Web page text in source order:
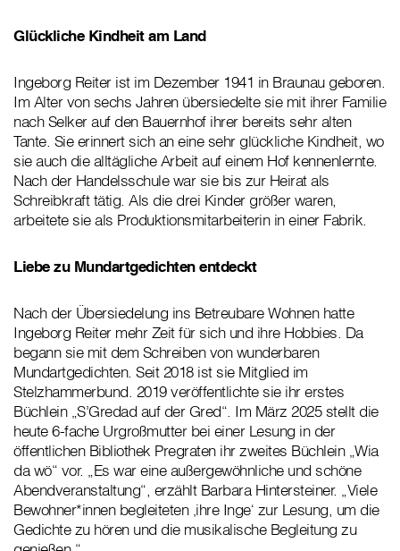
Glückliche Kindheit am Land
Ingeborg Reiter ist im Dezember 1941 in Braunau geboren.
Im Alter von sechs Jahren übersiedelte sie mit ihrer Familie
nach Selker auf den Bauernhof ihrer bereits sehr alten
Tante. Sie erinnert sich an eine sehr glückliche Kindheit, wo
sie auch die alltägliche Arbeit auf einem Hof kennenlernte.
Nach der Handelsschule war sie bis zur Heirat als
Schreibkraft tätig. Als die drei Kinder größer waren,
arbeitete sie als Produktionsmitarbeiterin in einer Fabrik.
Liebe zu Mundartgedichten entdeckt
Nach der Übersiedelung ins Betreubare Wohnen hatte
Ingeborg Reiter mehr Zeit für sich und ihre Hobbies. Da
begann sie mit dem Schreiben von wunderbaren
Mundartgedichten. Seit 2018 ist sie Mitglied im
Stelzhammerbund. 2019 veröffentlichte sie ihr erstes
Büchlein „S’Gredad auf der Gred“. Im März 2025 stellt die
heute 6-fache Urgroßmutter bei einer Lesung in der
öffentlichen Bibliothek Pregraten ihr zweites Büchlein „Wia
da wö“ vor. „Es war eine außergewöhnliche und schöne
Abendveranstaltung“, erzählt Barbara Hintersteiner. „Viele
Bewohner*innen begleiteten ‚ihre Inge‘ zur Lesung, um die
Gedichte zu hören und die musikalische Begleitung zu